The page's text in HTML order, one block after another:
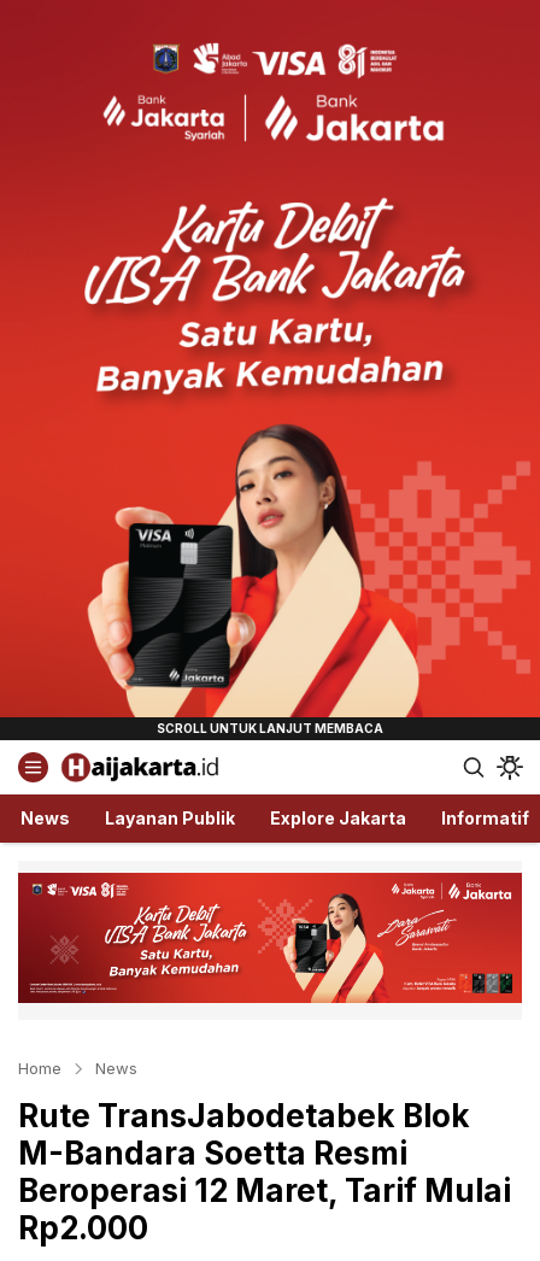
Haijakarta.id
Semua Tentang Jakarta Ada Disini!
News Layanan Publik Explore Jakarta Informatif
Home News
Rute TransJabodetabek Blok
M-Bandara Soetta Resmi
Beroperasi 12 Maret, Tarif Mulai
Rp2.000